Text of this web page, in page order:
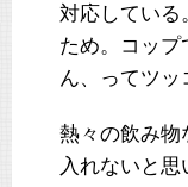
対応している
ため。コップ
ん、ってツッ
熱々の飲み物
入れないと